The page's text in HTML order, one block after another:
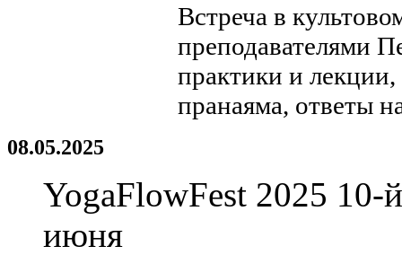
Встреча в
преподавателями
практики и
пранаяма, ответы
08.05.2025
YogaFlowFest 2025
июня